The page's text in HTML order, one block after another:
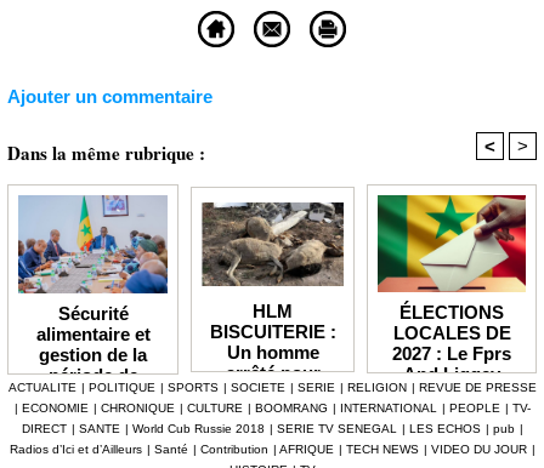
Ajouter un commentaire
Dans la même rubrique : < >
Sécurité
alimentaire et
gestion de la
période de
soudure Le
gouvernement
débloque plus de
7,2 milliards F
HLM
BISCUITERIE :
Un homme
arrêté pour
abattage
clandestin d’un
mouton et
tentative de
ÉLECTIONS
LOCALES DE
2027 : Le Fprs
And Liggey
plaide pour un
report du scrutin
prévu en janvier
prochain
ACTUALITE | POLITIQUE | SPORTS | SOCIETE | SERIE | RELIGION | REVUE DE PRESSE
| ECONOMIE | CHRONIQUE | CULTURE | BOOMRANG | INTERNATIONAL | PEOPLE | TV-
DIRECT | SANTE | World Cub Russie 2018 | SERIE TV SENEGAL | LES ECHOS | pub |
Radios d’Ici et d’Ailleurs | Santé | Contribution | AFRIQUE | TECH NEWS | VIDEO DU JOUR |